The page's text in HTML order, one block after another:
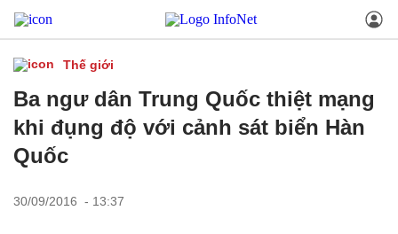
Thế giới
Ba ngư dân Trung Quốc thiệt mạng
khi đụng độ với cảnh sát biển Hàn
Quốc
30/09/2016 - 13:37